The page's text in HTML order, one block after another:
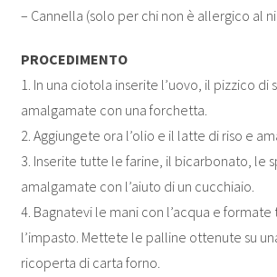
– Cannella (solo per chi non è allergico al
PROCEDIMENTO
1. In una ciotola inserite l’uovo, il pizzico di
amalgamate con una forchetta.
2. Aggiungete ora l’olio e il latte di riso e
3. Inserite tutte le farine, il bicarbonato, le
amalgamate con l’aiuto di un cucchiaio.
4. Bagnatevi le mani con l’acqua e
l’impasto. Mettete le palline ottenute su
ricoperta di carta forno.